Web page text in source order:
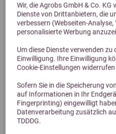
Wir, die Agrobs GmbH & Co. KG
Dienste von Drittanbietern, die
verbessern (Webseiten-
personalisierte Werbung
Um diese Dienste verwenden
Einwilligung. Ihre Einwilligung
Cookie-Einstellungen
Sofern Sie in die Speicherung
auf Informationen in Ihr
Fingerprinting) eingewilligt
Datenverarbeitung zusätzlich
TDDDG.
Mobiler Zaunpfosten Basic
Previous